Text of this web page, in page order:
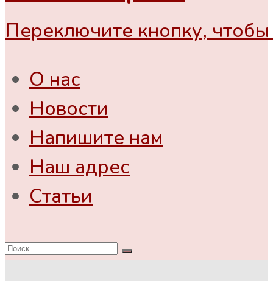
Переключите кнопку,
О нас
Новости
Напишите нам
Наш адрес
Статьи